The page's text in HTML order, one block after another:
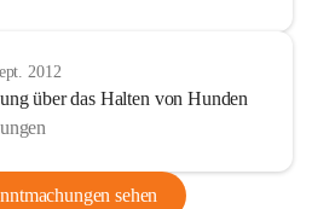
2012
über das Halten von Hunden
sehen